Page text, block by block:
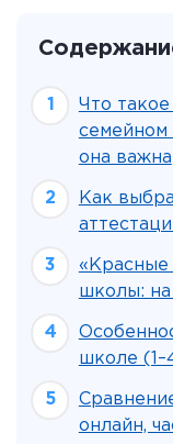
Что
семейном
она важна
Как
«Красные
школы: на
школе
онлайн,